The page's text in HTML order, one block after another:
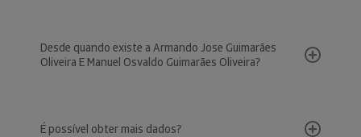
Desde quando existe a Armando Jose Guimarães
Oliveira E Manuel Osvaldo Guimarães Oliveira?
É possível obter mais dados?